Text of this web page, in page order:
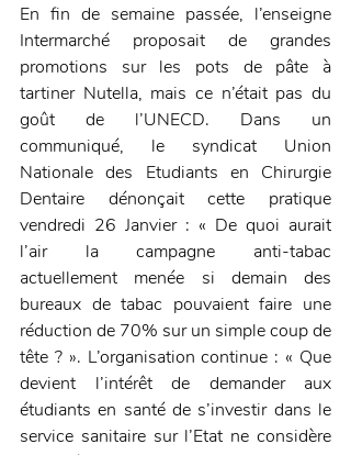
En fin de semaine passée, l’enseigne
Intermarché proposait de grandes
promotions sur les pots de pâte à
tartiner Nutella, mais ce n’était pas du
goût de l’UNECD. Dans un
communiqué, le syndicat Union
Nationale des Etudiants en Chirurgie
Dentaire dénonçait cette pratique
vendredi 26 Janvier : « De quoi aurait
l’air la campagne anti-tabac
actuellement menée si demain des
bureaux de tabac pouvaient faire une
réduction de 70% sur un simple coup de
tête ? ». L’organisation continue : « Que
devient l’intérêt de demander aux
étudiants en santé de s’investir dans le
service sanitaire sur l’Etat ne considère